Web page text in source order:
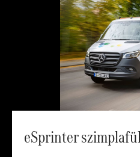
eSprinter